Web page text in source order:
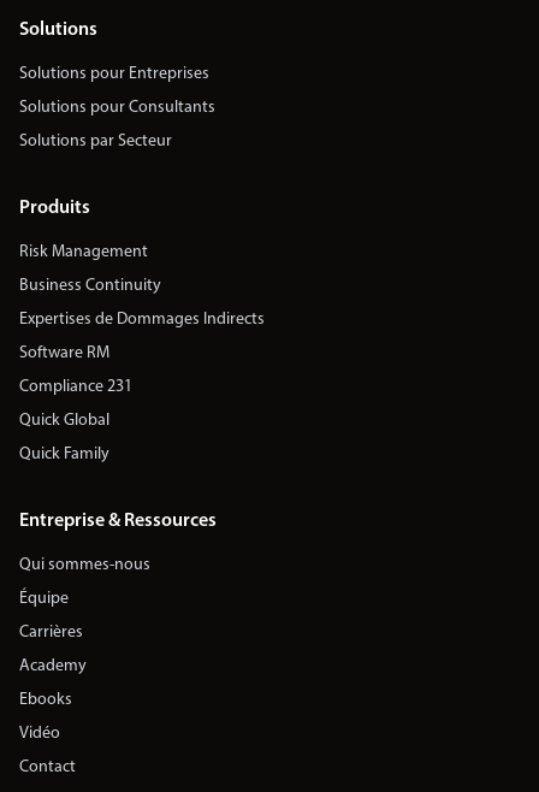
Solutions
Solutions pour Entreprises
Solutions pour Consultants
Solutions par Secteur
Produits
Risk Management
Business Continuity
Expertises de Dommages Indirects
Software RM
Compliance 231
Quick Global
Quick Family
Entreprise & Ressources
Qui sommes-nous
Équipe
Carrières
Academy
Ebooks
Vidéo
Contact